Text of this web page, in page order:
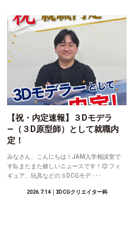
【祝・内定速報】３Dモデラ
―（３D原型師）として就職内
定！
みなさん、こんにちは！JAM入学相談室で
す🙋またまた嬉しいニュースです！😊 フィ
ギュア、玩具などの３DCGモデ ･･･
2026.7.14│3DCGクリエイター科